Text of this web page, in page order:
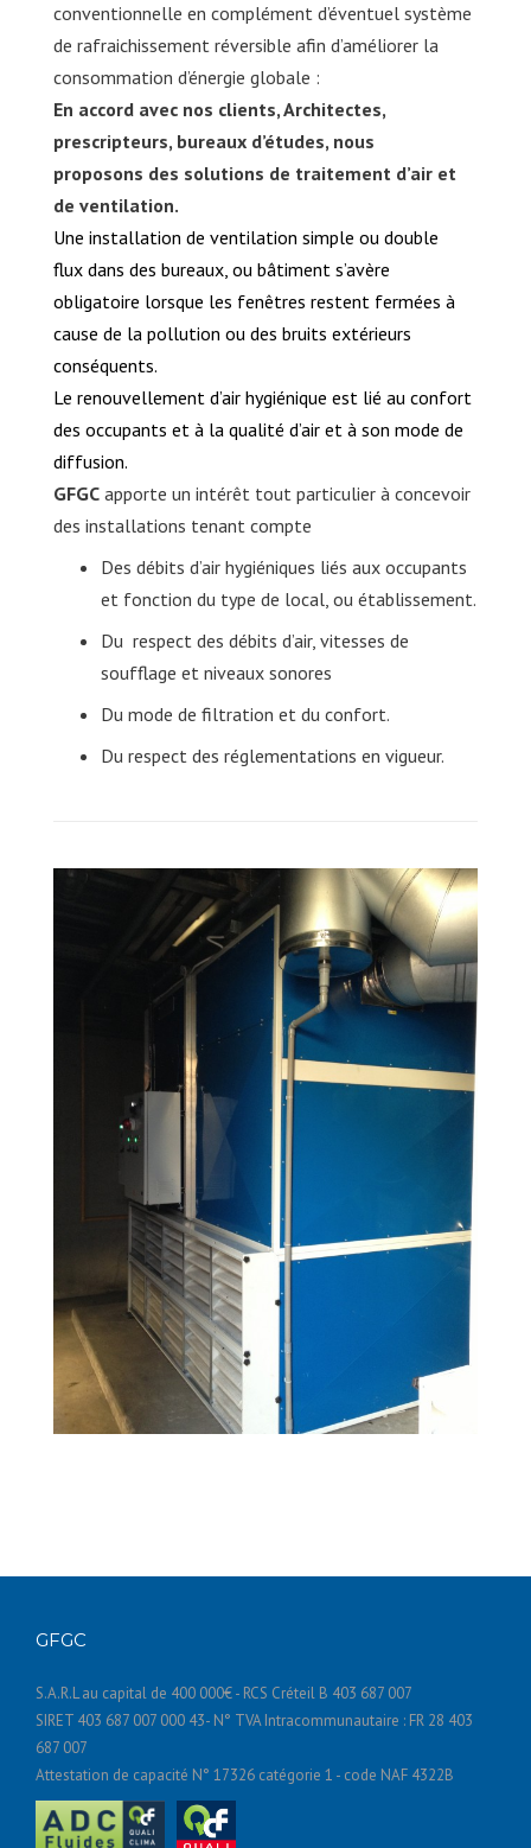
conventionnelle en complément d’éventuel système
de rafraichissement réversible afin d’améliorer la
consommation d’énergie globale :
En accord avec nos clients, Architectes,
prescripteurs, bureaux d’études, nous
proposons des solutions de traitement d’air et
de ventilation.
Une installation de ventilation simple ou double
flux dans des bureaux, ou bâtiment s’avère
obligatoire lorsque les fenêtres restent fermées à
cause de la pollution ou des bruits extérieurs
conséquents.
Le renouvellement d’air hygiénique est lié au confort
des occupants et à la qualité d’air et à son mode de
diffusion.
GFGC apporte un intérêt tout particulier à concevoir
des installations tenant compte
Des débits d’air hygiéniques liés aux occupants
et fonction du type de local, ou établissement.
Du respect des débits d’air, vitesses de
soufflage et niveaux sonores
Du mode de filtration et du confort.
Du respect des réglementations en vigueur.
GFGC
S.A.R.L au capital de 400 000€ - RCS Créteil B 403 687 007
SIRET 403 687 007 000 43- N° TVA Intracommunautaire : FR 28 403
687 007
Attestation de capacité N° 17326 catégorie 1 - code NAF 4322B